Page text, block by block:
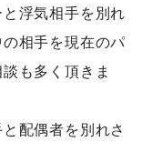
浮気相手を別れ
相手を現在のパ
も多く頂きま
配偶者を別れさ